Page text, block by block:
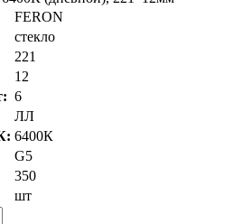
FERON
стекло
221
12
6
ЛЛ
6400К
G5
350
шт